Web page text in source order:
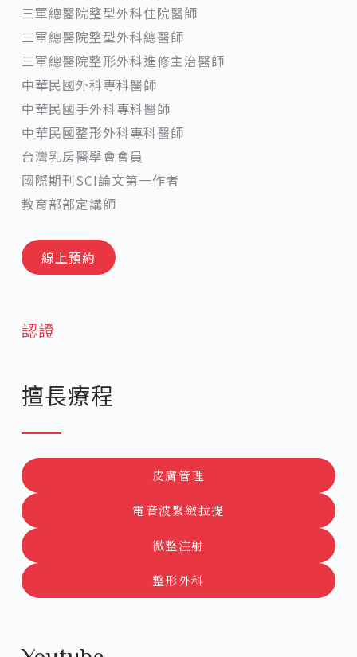
三軍總醫院整型外科住院醫師
三軍總醫院整型外科總醫師
三軍總醫院整形外科進修主治醫師
中華民國外科專科醫師
中華民國手外科專科醫師
中華民國整形外科專科醫師
台灣乳房醫學會會員
國際期刊SCI論文第一作者
教育部部定講師
線上預約
認證
擅長療程
皮膚管理
電音波緊緻拉提
微整注射
整形外科